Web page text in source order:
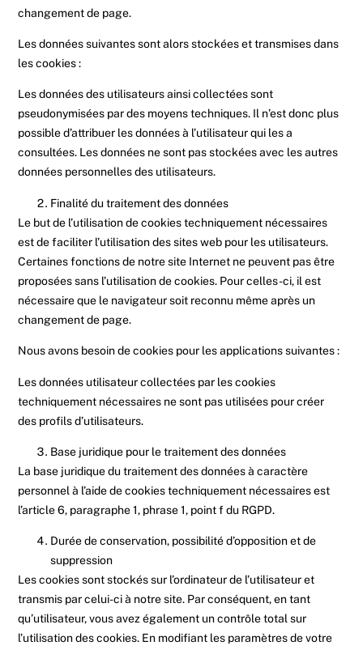
changement de page.
Les données suivantes sont alors stockées et transmises dans
les cookies :
Les données des utilisateurs ainsi collectées sont
pseudonymisées par des moyens techniques. Il n’est donc plus
possible d’attribuer les données à l’utilisateur qui les a
consultées. Les données ne sont pas stockées avec les autres
données personnelles des utilisateurs.
Finalité du traitement des données
Le but de l’utilisation de cookies techniquement nécessaires
est de faciliter l’utilisation des sites web pour les utilisateurs.
Certaines fonctions de notre site Internet ne peuvent pas être
proposées sans l’utilisation de cookies. Pour celles-ci, il est
nécessaire que le navigateur soit reconnu même après un
changement de page.
Nous avons besoin de cookies pour les applications suivantes :
Les données utilisateur collectées par les cookies
techniquement nécessaires ne sont pas utilisées pour créer
des profils d’utilisateurs.
Base juridique pour le traitement des données
La base juridique du traitement des données à caractère
personnel à l’aide de cookies techniquement nécessaires est
l’article 6, paragraphe 1, phrase 1, point f du RGPD.
Durée de conservation, possibilité d’opposition et de
suppression
Les cookies sont stockés sur l’ordinateur de l’utilisateur et
transmis par celui-ci à notre site. Par conséquent, en tant
qu’utilisateur, vous avez également un contrôle total sur
l’utilisation des cookies. En modifiant les paramètres de votre